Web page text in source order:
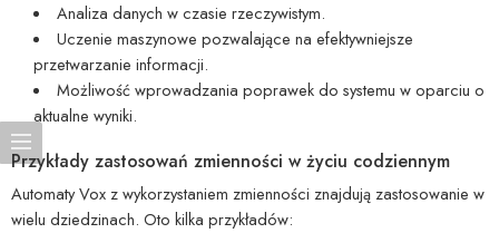
Analiza danych w czasie rzeczywistym.
Uczenie maszynowe pozwalające na efektywniejsze
przetwarzanie informacji.
Możliwość wprowadzania poprawek do systemu w oparciu o
aktualne wyniki.
Przykłady zastosowań zmienności w życiu codziennym
Automaty Vox z wykorzystaniem zmienności znajdują zastosowanie w
wielu dziedzinach. Oto kilka przykładów: